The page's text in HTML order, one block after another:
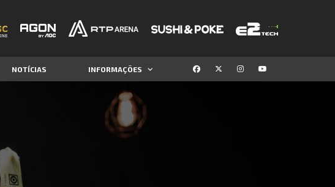
NOTÍCIAS INFORMAÇÕES